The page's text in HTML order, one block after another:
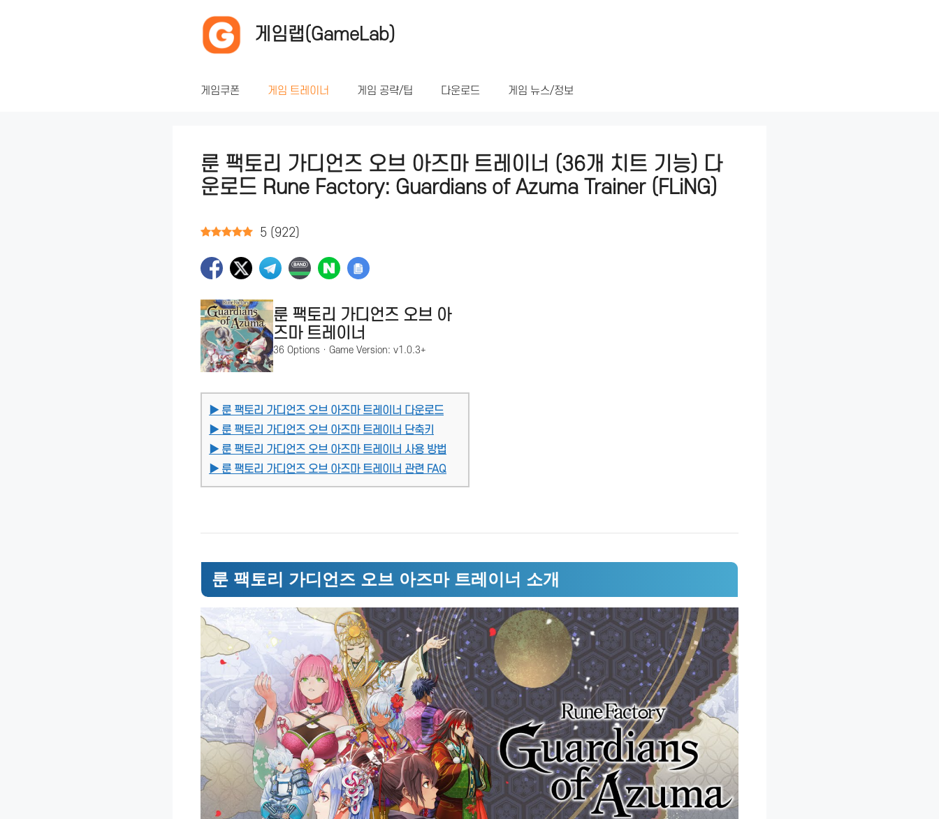
게임랩(GameLab)
게임쿠폰 게임 트레이너 게임 공략/팁 다운로드 게임 뉴스/정보
룬 팩토리 가디언즈 오브 아즈마 트레이너 (36개 치트 기능) 다
운로드 Rune Factory: Guardians of Azuma Trainer (FLiNG)
5 (922)
룬 팩토리 가디언즈 오브 아
즈마 트레이너
36 Options · Game Version: v1.0.3+
▶ 룬 팩토리 가디언즈 오브 아즈마 트레이너 다운로드
▶ 룬 팩토리 가디언즈 오브 아즈마 트레이너 단축키
▶ 룬 팩토리 가디언즈 오브 아즈마 트레이너 사용 방법
▶ 룬 팩토리 가디언즈 오브 아즈마 트레이너 관련 FAQ
룬 팩토리 가디언즈 오브 아즈마 트레이너 소개